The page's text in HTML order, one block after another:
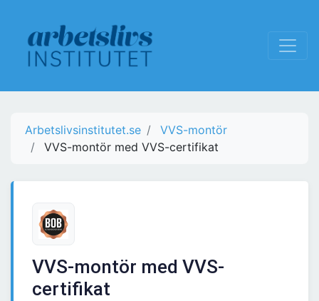
Arbetslivsinstitutet.se
VVS-montör
VVS-montör med VVS-certifikat
VVS-montör med VVS-
certifikat